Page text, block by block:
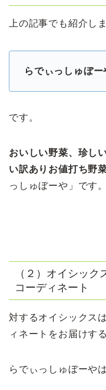
上の記事でも紹介し
らでぃっしゅぼ
です。
おいしい野菜、珍し
い訳ありお値打ち野
っしゅぼーや」です。
（２）オイシッ
コーディネート
対するオイシックス
ィネートをお届けす
らでぃっしゅぼーや